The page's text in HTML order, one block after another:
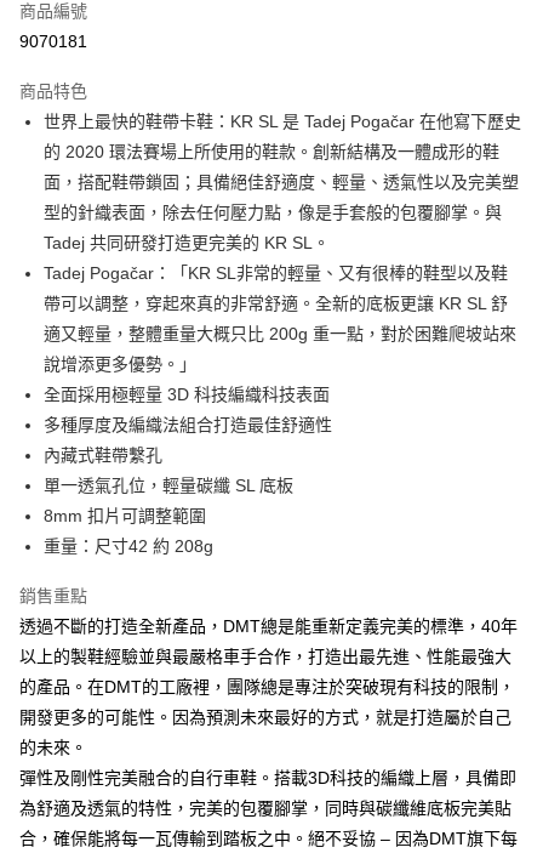
信用卡分期付款
合作金庫商業銀行
華南商業銀行
彰化商業銀行
上海商業儲蓄銀行
台北富邦商業銀行
國泰世華商業銀行
兆豐國際商業銀行
臺灣中小企業銀行
台中商業銀行
匯豐（台灣）商業銀行
聯邦商業銀行
元大商業銀行
永豐商業銀行
玉山商業銀行
星展（台灣）商業銀行
台新國際商業銀行
中國信託商業銀行
台灣樂天信用卡公司
6 期 0 利率 每期
華南商業銀行
彰化商業銀行
上海商業儲蓄銀行
台北富邦商業銀行
國泰世華商業銀行
兆豐國際商業銀行
臺灣中小企業銀行
台中商業銀行
匯豐（台灣）商業銀行
華泰商業銀行
聯邦商業銀行
遠東國際商業銀行
元大商業銀行
永豐商業銀行
玉山商業銀行
星展（台灣）商業銀行
台新國際商業銀行
台灣樂天信用卡公司
LINE Pay
Apple Pay
街口支付
悠遊付
Google Pay
全盈+PAY
大哥付你分期
相關說明
1.本服務由台灣大哥大提供，台灣大哥大用戶可立即使用無須另外申請。
2.付款方式選擇「大哥付你分期」，訂單成立後會自動跳轉到大哥付的交易
流程，驗證手機門號後，選擇欲分期的期數、繳款截止日，確認付款後即完
成交易。
4.訂單成立30分鐘內，如未前往確認交易或遇審核未通過，訂單將自動取
消。如遇「轉專審核」未通過狀況，表示未達大哥付你分期系統評分，恕無
法說明評估內容。
【繳款方式說明】
1.分期款項不併入電信帳單，「大哥付你分期」於每月結算日後寄送繳費提
醒簡訊。
帳／街口支付／iPASS MONEY」等通路繳費。
【注意事項】
1.本服務係由「台灣大哥大股份有限公司」（以下簡稱本公司）所提供，讓
用戶於交易時，得透過本服務購買商品或服務，並由商店將買賣／分期付款
AFTEE先享後付
相關說明
【關於「AFTEE先享後付」】
便利好安心！
２．便利：只要手機號碼，簡訊認證，即可結帳。
３．安心：先確認商品／服務後，再付款。
【「AFTEE先享後付」結帳流程】
１．於結帳方式選擇「AFTEE先享後付」後，將跳轉至「AFTEE先享後付」
結帳頁面，進行簡訊認證並確認金額後，即可完成結帳。
２．訂單成立數日內，您將收到繳費通知簡訊。
３．收到繳費通知簡訊後14天內，點擊此簡訊中的連結，可透過四大超商／
ATM／網路銀行／等多元方式進行付款，方視為交易完成。
※ 請注意：結帳手續完成當下不需立刻繳費，但若您需要取消訂單，請聯絡
運送方式
宅配
每筆NT$95，滿NT$1,800(含以上)免運費
商品編號
9070181
商品特色
世界上最快的鞋帶卡鞋：KR SL 是 Tadej Pogačar 在他寫下歷史
的 2020 環法賽場上所使用的鞋款。創新結構及一體成形的鞋
面，搭配鞋帶鎖固；具備絕佳舒適度、輕量、透氣性以及完美塑
型的針織表面，除去任何壓力點，像是手套般的包覆腳掌。與
Tadej 共同研發打造更完美的 KR SL。
Tadej Pogačar：「KR SL非常的輕量、又有很棒的鞋型以及鞋
帶可以調整，穿起來真的非常舒適。全新的底板更讓 KR SL 舒
適又輕量，整體重量大概只比 200g 重一點，對於困難爬坡站來
說增添更多優勢。」
全面採用極輕量 3D 科技編織科技表面
多種厚度及編織法組合打造最佳舒適性
內藏式鞋帶繫孔
單一透氣孔位，輕量碳纖 SL 底板
8mm 扣片可調整範圍
重量：尺寸42 約 208g
銷售重點
透過不斷的打造全新產品，DMT總是能重新定義完美的標準，40年
以上的製鞋經驗並與最嚴格車手合作，打造出最先進、性能最強大
的產品。在DMT的工廠裡，團隊總是專注於突破現有科技的限制，
開發更多的可能性。因為預測未來最好的方式，就是打造屬於自己
的未來。
彈性及剛性完美融合的自行車鞋。搭載3D科技的編織上層，具備即
為舒適及透氣的特性，完美的包覆腳掌，同時與碳纖維底板完美貼
合，確保能將每一瓦傳輸到踏板之中。絕不妥協 – 因為DMT旗下每